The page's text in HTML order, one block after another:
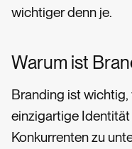
wichtiger denn je.
Warum ist
Branding ist wichtig,
einzigartige
Konkurrenten zu